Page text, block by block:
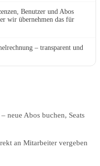
Benutzer und Abos
wir übernehmen das für
– transparent und
– neue Abos buchen, Seats
an Mitarbeiter vergeben